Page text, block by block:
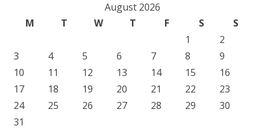
August 2026
M
T W T F S
S
1
2
3
4 5 6 7 8
9
10
11 12 13 14 15
16
17
18 19 20 21 22
23
24
25 26 27 28 29
30
31